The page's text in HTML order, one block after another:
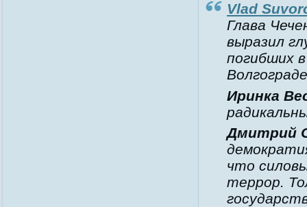
Vlad
Глава
выразил
погибших
Иринка
Дмитрий
что
террор.